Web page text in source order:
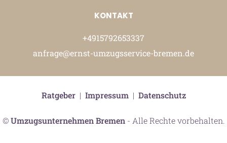
KONTAKT
+4915792653337
anfrage@ernst-umzugsservice-bremen.de
©Umzugsunternehmen Bremen- Alle Rechte vorbehalten.
Ratgeber| Impressum| Datenschutz